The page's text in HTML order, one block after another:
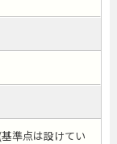
準点は設けてい